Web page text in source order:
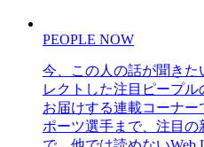
PEOPLE NOW
今、この人の話が聞き
レクトした注目ピープ
お届けする連載コーナ
ポーツ選手まで、注目の